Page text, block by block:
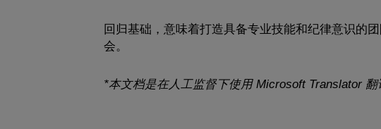
回归基础，意味着打造具备专业技能和纪律意识的
会。
*本文档是在人工监督下使用 Microsoft Translator 翻